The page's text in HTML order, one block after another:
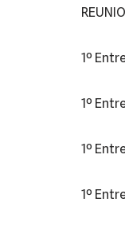
1º
1º
1º
1º